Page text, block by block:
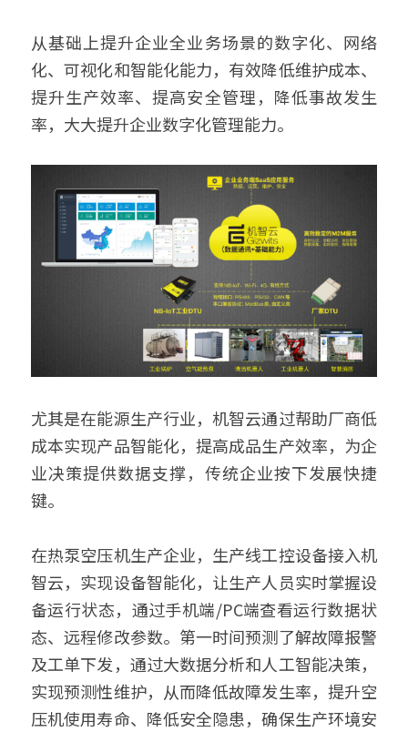
从基础上提升企业全业务场景的数字化、网络
化、可视化和智能化能力，有效降低维护成本、
提升生产效率、提高安全管理，降低事故发生
率，大大提升企业数字化管理能力。
尤其是在能源生产行业，机智云通过帮助厂商低
成本实现产品智能化，提高成品生产效率，为企
业决策提供数据支撑，传统企业按下发展快捷
键。
在热泵空压机生产企业，生产线工控设备接入机
智云，实现设备智能化，让生产人员实时掌握设
备运行状态，通过手机端/PC端查看运行数据状
态、远程修改参数。第一时间预测了解故障报警
及工单下发，通过大数据分析和人工智能决策，
实现预测性维护，从而降低故障发生率，提升空
压机使用寿命、降低安全隐患，确保生产环境安